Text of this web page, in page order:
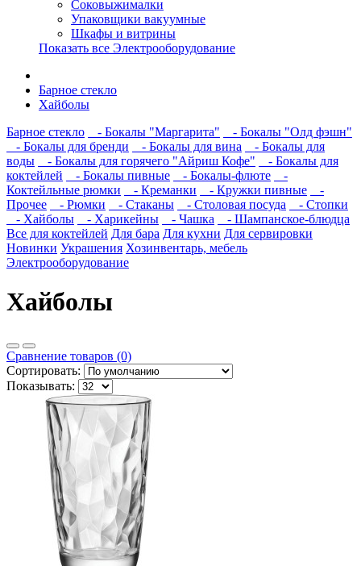
Соковыжималки
Упаковщики вакуумные
Шкафы и витрины
Показать все Электрооборудование
Барное стекло
Хайболы
Барное стекло
- Бокалы "Маргарита"
- Бокалы "Олд фэшн"
- Бокалы для бренди
- Бокалы для вина
- Бокалы для
воды
- Бокалы для горячего "Айриш Кофе"
- Бокалы для
коктейлей
- Бокалы пивные - Бокалы-флюте
-
Коктейльные рюмки
- Креманки - Кружки пивные
-
Прочее
- Рюмки - Стаканы - Столовая посуда
- Стопки
- Хайболы
- Харикейны - Чашка
- Шампанское-блюдца
Все для коктейлей Для бара Для кухни Для сервировки
Новинки Украшения Хозинвентарь, мебель
Электрооборудование
Хайболы
Сравнение товаров (0)
Сортировать:
Показывать: